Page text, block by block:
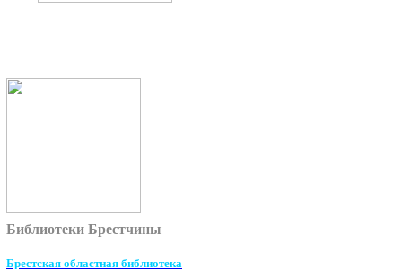
Библиотеки Брестчины
Брестская областная библиотека